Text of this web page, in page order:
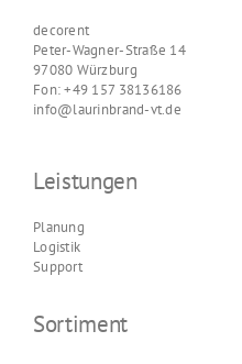
decorent
Peter-Wagner-Straße 14
97080 Würzburg
Fon: +49 157 38136186
info@laurinbrand-vt.de
Leistungen
Planung
Logistik
Support
Sortiment